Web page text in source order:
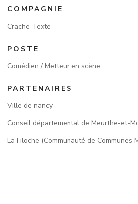
COMPAGNIE
Crache-Texte
POSTE
Comédien / Metteur en scène
PARTENAIRES
Ville de nancy
Conseil départemental de Meurthe-et-
La Filoche (Communauté de Communes